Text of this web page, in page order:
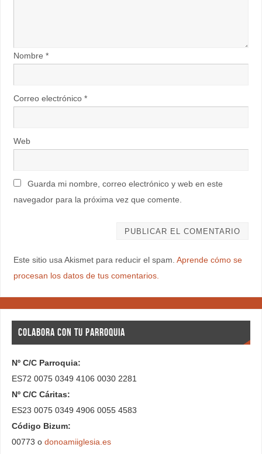
Nombre *
Correo electrónico *
Web
Guarda mi nombre, correo electrónico y web en este
navegador para la próxima vez que comente.
Este sitio usa Akismet para reducir el spam. Aprende cómo se
procesan los datos de tus comentarios.
COLABORA CON TU PARROQUIA
Nº C/C Parroquia:
ES72 0075 0349 4106 0030 2281
Nº C/C Cáritas:
ES23 0075 0349 4906 0055 4583
Código Bizum:
00773 o donoamiiglesia.es